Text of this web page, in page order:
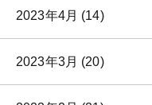
2023年4月 (14)
2023年3月 (20)